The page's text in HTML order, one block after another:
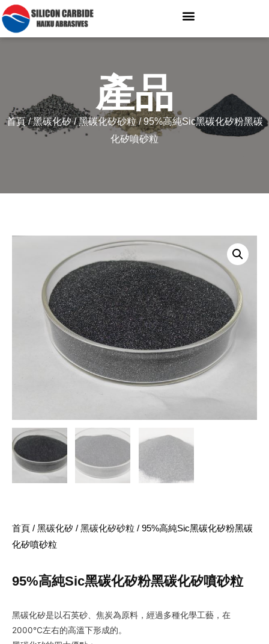
產品
首頁/黑碳化矽/黑碳化矽砂粒/ 95%高純Sic黑碳化矽粉黑碳
化矽噴砂粒
首頁 / 黑碳化矽 / 黑碳化矽砂粒 / 95%高純Sic黑碳化矽粉黑碳
化矽噴砂粒
95%高純Sic黑碳化矽粉黑碳化矽噴砂粒
黑碳化矽是以石英砂、焦炭為原料，經過多種化學工藝，在
2000℃左右的高溫下形成的。